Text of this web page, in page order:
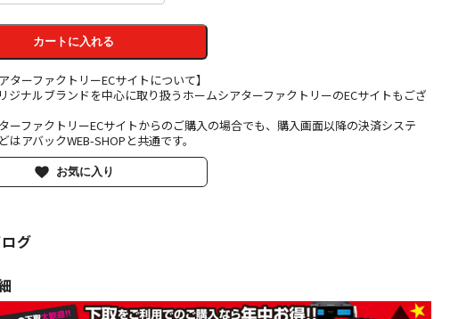
カートに入れる
ターファクトリーECサイトについて】
ジナルブランドを中心に取り扱うホームシアターファクトリーのECサイトもござ
ーファクトリーECサイトからのご購入の場合でも、購入画面以降の決済システ
はアバックWEB-SHOPと共通です。
お気に入り
グ